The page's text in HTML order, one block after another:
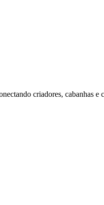
criadores, cabanhas e